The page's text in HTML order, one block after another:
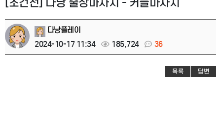
다낭플레이
2024-10-17 11:34
185,724 36
목록 답변